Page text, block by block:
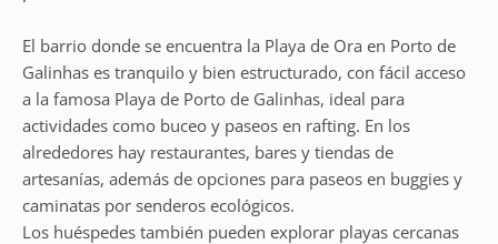
El barrio donde se encuentra la Playa de Ora en Porto de
Galinhas es tranquilo y bien estructurado, con fácil acceso
a la famosa Playa de Porto de Galinhas, ideal para
actividades como buceo y paseos en rafting. En los
alrededores hay restaurantes, bares y tiendas de
artesanías, además de opciones para paseos en buggies y
caminatas por senderos ecológicos.
Los huéspedes también pueden explorar playas cercanas